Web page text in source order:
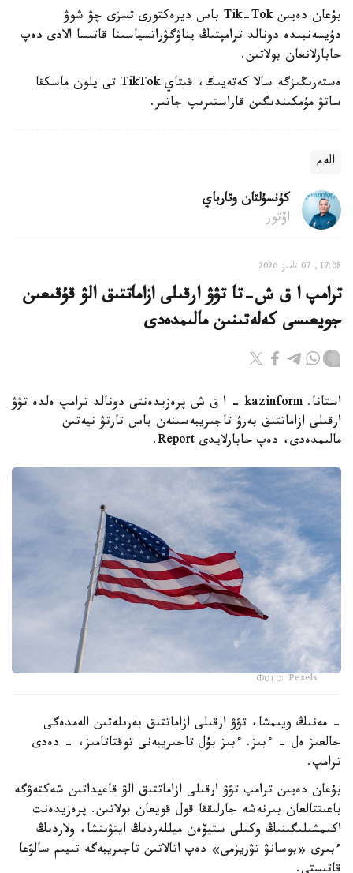
بۇعان دەيىن Tik-Tok باس ديرەكتورى تسزى چۋ شوۋ
دۇيسەنبىدە دونالد ترامپتىڭ يناۋگۋراتسياسىنا قاتىسا الادى دەپ
حابارلانعان بولاتىن.
ەستەرىڭىزگە سالا كەتەيىك، قىتاي TikTok تى يلون ماسكقا
ساتۋ مۇمكىندىگىن قاراستىرىپ جاتىر.
الەم
كۇنسۇلتان وتارباي
اۆتور
17:08, 07 تامىز 2026
ترامپ ا ق ش-تا تۋۋ ارقىلى ازاماتتىق الۋ قۇقىعىن
جويعىسى كەلەتىنىن مالىمدەدى
استانا. kazinform - ا ق ش پرەزيدەنتى دونالد ترامپ ەلدە تۋۋ
ارقىلى ازاماتتىق بەرۋ تاجىريبەسىنەن باس تارتۋ نيەتىن
مالىمدەدى، دەپ حابارلايدى Report.
Фото: Pexels
- مەنىڭ ويىمشا، تۋۋ ارقىلى ازاماتتىق بەرىلەتىن الەمدەگى
جالعىز ەل - ءبىز. ءبىز بۇل تاجىريبەنى توقتاتامىز، - دەدى
ترامپ.
بۇعان دەيىن ترامپ تۋۋ ارقىلى ازاماتتىق الۋ قاعيداتىن شەكتەۋگە
باعىتتالعان بىرنەشە جارلىققا قول قويعان بولاتىن. پرەزيدەنت
اكىمشىلىگىنىڭ وكىلى ستيۆەن ميللەردىڭ ايتۋىنشا، ولاردىڭ
ءبىرى «بوسانۋ تۋريزمى» دەپ اتالاتىن تاجىريبەگە تىيىم سالۋعا